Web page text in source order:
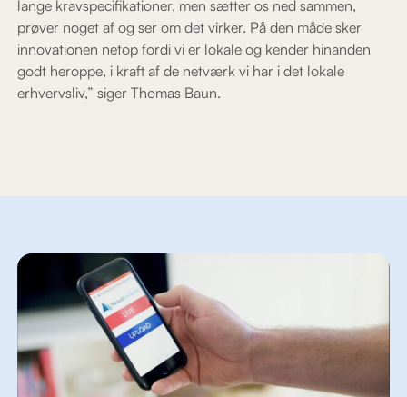
lange kravspecifikationer, men sætter os ned sammen,
prøver noget af og ser om det virker. På den måde sker
innovationen netop fordi vi er lokale og kender hinanden
godt heroppe, i kraft af de netværk vi har i det lokale
erhvervsliv,” siger Thomas Baun.